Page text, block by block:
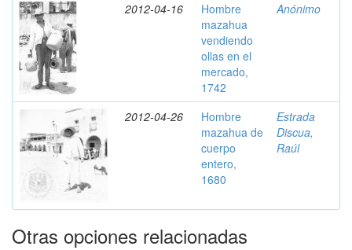
2012-04-16
Hombre
mazahua
vendiendo
ollas en el
mercado,
1742
Anónimo
2012-04-26
Hombre
mazahua de
cuerpo
entero,
1680
Estrada
Discua,
Raúl
Otras opciones relacionadas